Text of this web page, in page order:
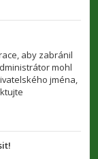
aby zabránil
mohl
jména,